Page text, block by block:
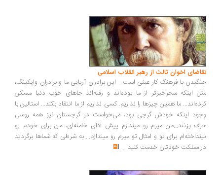
اخوان ثالث از رهبر انقلاب اسلامی
با فرهنگ کار عبثی است... این برادران آریایی ما و برادران وایکینگ،
اینکه سحرخیزتر از ما بوده‌اند و رفته‌اند جاهای خوب دنیا مسکن
ما همین چیزها را نداریم. کسی نداریم از ما انتقاد بکند... استالین با
اینکه خودش گرجی بود، می‌خواست در گرجستان نیز همه روسی
بزنند...من میرم رو میندازم پیش آقای خامنه‌ای، من برای خودم رو
برای تو و امثال تو میرم رو میندازم... به شرطی که شماها برگردید
مملکت خودتان خدمت کنید...